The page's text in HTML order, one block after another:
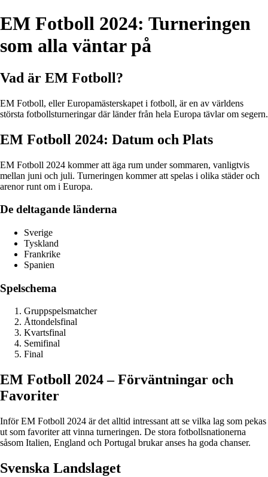
EM Fotboll 2024: Turneringen
som alla väntar på
Vad är EM Fotboll?
EM Fotboll, eller Europamästerskapet i fotboll, är en av världens
största fotbollsturneringar där länder från hela Europa tävlar om segern.
EM Fotboll 2024: Datum och Plats
EM Fotboll 2024 kommer att äga rum under sommaren, vanligtvis
mellan juni och juli. Turneringen kommer att spelas i olika städer och
arenor runt om i Europa.
De deltagande länderna
Sverige
Tyskland
Frankrike
Spanien
Spelschema
Gruppspelsmatcher
Åttondelsfinal
Kvartsfinal
Semifinal
Final
EM Fotboll 2024 – Förväntningar och
Favoriter
Inför EM Fotboll 2024 är det alltid intressant att se vilka lag som pekas
ut som favoriter att vinna turneringen. De stora fotbollsnationerna
såsom Italien, England och Portugal brukar anses ha goda chanser.
Svenska Landslaget